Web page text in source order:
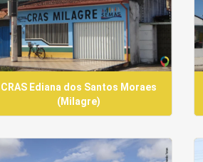
CRAS Ediana dos Santos Moraes
(Milagre)